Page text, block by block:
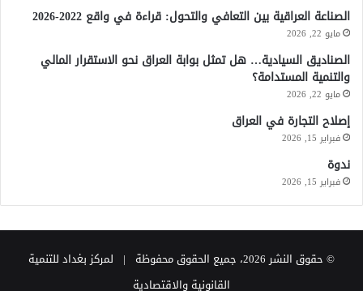
الصناعة العراقية بين التعافي والتحول: قراءة في واقع 2022-2026
مايو 22, 2026
الصناديق السيادية… هل تمثل بوابة العراق نحو الاستقرار المالي
والتنمية المستدامة؟
مايو 22, 2026
إصلاح التجارة في العراق
فبراير 15, 2026
ندوة
فبراير 15, 2026
© حقوق النشر 2026، جميع الحقوق محفوظة | لمركز بغداد للتنمية
القانونية والاقتصادية